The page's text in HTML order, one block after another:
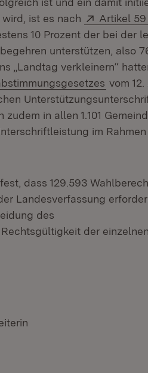
ist es nach
Extern:
Artikel
10 Prozent der bei der
unterstützen, also
„Landtag verkleinern“
(Öffnet
vom
in allen 1.101
im
dass 129.593
Landesverfassung
des
der einzelnen